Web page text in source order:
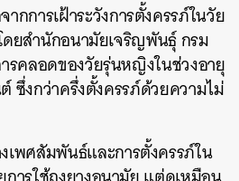
กการเฝ้าระวังการตั้งครรภ์ในวัย
ดยสำนักอนามัยเจริญพันธุ์ กรม
รคลอดของวัยรุ่นหญิงในช่วงอายุ
ซึ่งกว่าครึ่งตั้งครรภ์ด้วยความไม่
เพศสัมพันธ์และการตั้งครรภ์ใน